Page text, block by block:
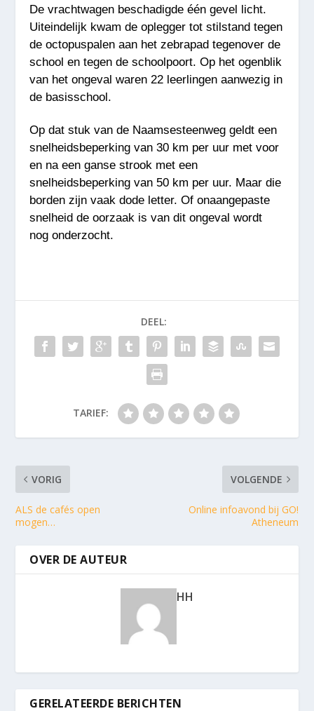
De vrachtwagen beschadigde één gevel licht.
Uiteindelijk kwam de oplegger tot stilstand tegen
de octopuspalen aan het zebrapad tegenover de
school en tegen de schoolpoort. Op het ogenblik
van het ongeval waren 22 leerlingen aanwezig in
de basisschool.
Op dat stuk van de Naamsesteenweg geldt een
snelheidsbeperking van 30 km per uur met voor
en na een ganse strook met een
snelheidsbeperking van 50 km per uur. Maar die
borden zijn vaak dode letter. Of onaangepaste
snelheid de oorzaak is van dit ongeval wordt
nog onderzocht.
DEEL:
TARIEF:
VORIG
ALS de cafés open
mogen…
VOLGENDE
Online infoavond bij GO!
Atheneum
OVER DE AUTEUR
HH
GERELATEERDE BERICHTEN